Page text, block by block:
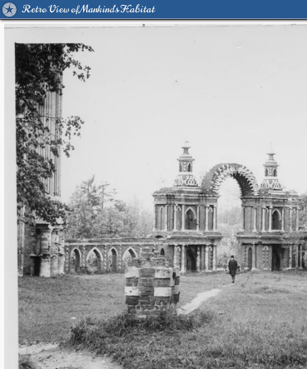
Retro View of Mankind's Habitat